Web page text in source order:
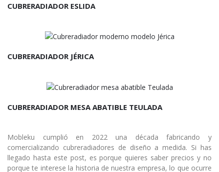
CUBRERADIADOR ESLIDA
CUBRERADIADOR JÉRICA
CUBRERADIADOR MESA ABATIBLE TEULADA
Mobleku cumplió en 2022 una década fabricando y
comercializando cubreradiadores de diseño a medida. Si has
llegado hasta este post, es porque quieres saber precios y no
porque te interese la historia de nuestra empresa, lo que ocurre